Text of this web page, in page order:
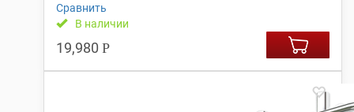
Сравнить
В наличии
19,980 Р